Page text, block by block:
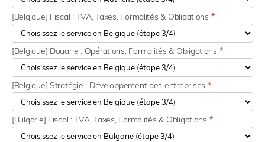
[Belgique] Fiscal : TVA, Taxes, Formalités & Obligations *
[Belgique] Douane : Opérations, Formalités & Obligations *
[Belgique] Stratégie : Développement des entreprises *
[Bulgarie] Fiscal : TVA, Taxes, Formalités & Obligations *